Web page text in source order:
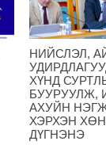
НИЙСЛЭЛ,
ХҮНД
БУУРУУЛЖ,
АХУЙН
ХЭРХЭН
ДҮГНЭНЭ